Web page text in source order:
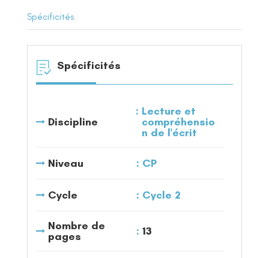
Spécificités
Spécificités
Discipline
Lecture et
compréhensio
n de l'écrit
Niveau CP
Cycle Cycle 2
Nombre de
pages
13